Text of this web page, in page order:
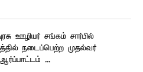
ஊழியர் சங்கம் சார்பில்
நடைப்பெற்ற முதல்வர்
...